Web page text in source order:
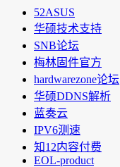
52ASUS
华硕技术支持
SNB论坛
梅林固件官方
hardwarezone论坛
华硕DDNS解析
蓝奏云
IPV6测速
知12内容付费
EOL-product